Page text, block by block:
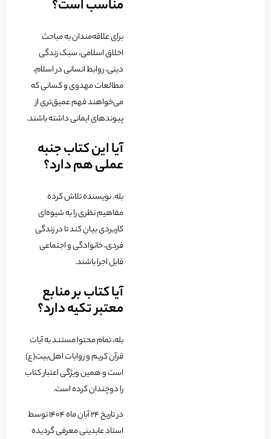
مناسب است؟
برای علاقه‌مندان به مباحث
اخلاق اسلامی، سبک زندگی
دینی، روابط انسانی در اسلام،
مطالعات مهدوی و کسانی که
می‌خواهند فهم عمیق‌تری از
پیوندهای ایمانی داشته باشند.
آیا این کتاب جنبه
عملی هم دارد؟
بله. نویسنده تلاش کرده
مفاهیم نظری را به شیوه‌ای
کاربردی بیان کند تا در زندگی
فردی، خانوادگی و اجتماعی
قابل اجرا باشند.
آیا کتاب بر منابع
معتبر تکیه دارد؟
بله، تمام محتوا مستند به آیات
قرآن کریم و روایات اهل‌بیت(ع)
است و همین ویژگی اعتبار کتاب
را دوچندان کرده است.
در تاریخ 24 آبان ماه 1404 توسط
استاد عابدینی معرفی گردیده